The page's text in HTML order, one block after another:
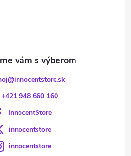
@innocentstore.sk
+421 948 660 160
InnocentStore
innocentstore
innocentstore